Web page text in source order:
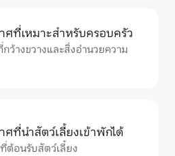
ที่เหมาะสำหรับครอบครัว
ว้างขวางและสิ่งอำนวยความ
ที่นำสัตว์เลี้ยงเข้าพักได้
ต้อนรับสัตว์เลี้ยง